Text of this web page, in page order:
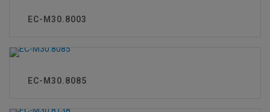
EC-M30.8003
EC-M30.8085